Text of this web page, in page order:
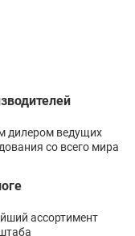
дилером ведущих
со всего мира
ассортимент